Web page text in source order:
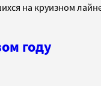
на круизном
году